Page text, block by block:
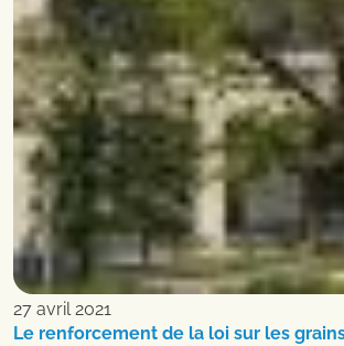
27 avril 2021
Le renforcement de la loi sur les